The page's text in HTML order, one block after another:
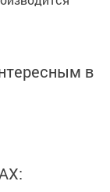
в